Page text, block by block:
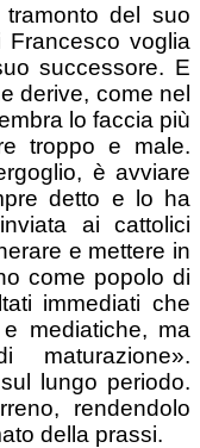
del suo
Francesco voglia
successore. E
derive, come nel
lo faccia più
troppo e male.
è avviare
detto e lo ha
ai cattolici
e mettere in
come popolo di
immediati che
mediatiche, ma
lungo periodo.
rendendolo
della prassi.